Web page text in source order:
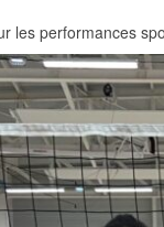
performances